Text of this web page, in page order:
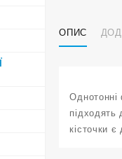
ОПИС
Однотонні
підходять
кісточки